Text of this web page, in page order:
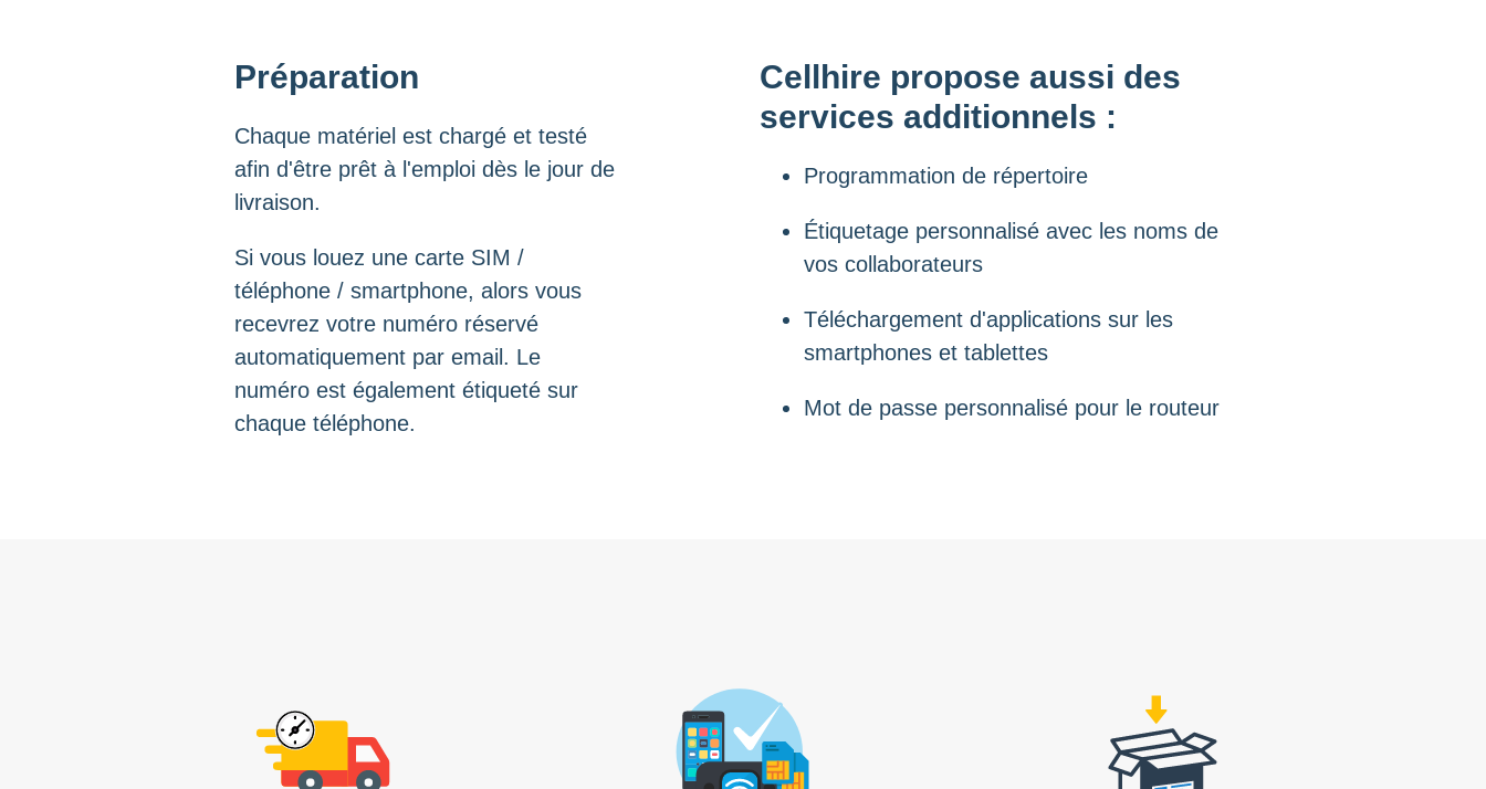
Préparation
Chaque matériel est chargé et testé
afin d'être prêt à l'emploi dès le jour de
livraison.
Si vous louez une carte SIM /
téléphone / smartphone, alors vous
recevrez votre numéro réservé
automatiquement par email. Le
numéro est également étiqueté sur
chaque téléphone.
Cellhire propose aussi des
services additionnels :
Programmation de répertoire
Étiquetage personnalisé avec les noms de
vos collaborateurs
Téléchargement d'applications sur les
smartphones et tablettes
Mot de passe personnalisé pour le routeur